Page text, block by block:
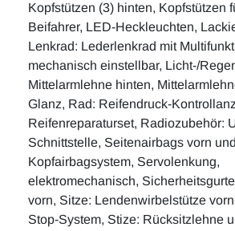
Kopfstützen (3) hinten, Kopfstützen
Beifahrer, LED-Heckleuchten,
Lenkrad: Lederlenkrad mit
mechanisch einstellbar, Licht-/
Mittelarmlehne hinten,
Glanz, Rad: Reifendruck-
Reifenreparaturset, Radiozubehör:
Schnittstelle, Seitenairbags vorn und
Kopfairbagsystem, Servolenkung,
elektromechanisch,
vorn, Sitze: Lendenwirbelstütze
Stop-System, Stize: Rücksitzlehne